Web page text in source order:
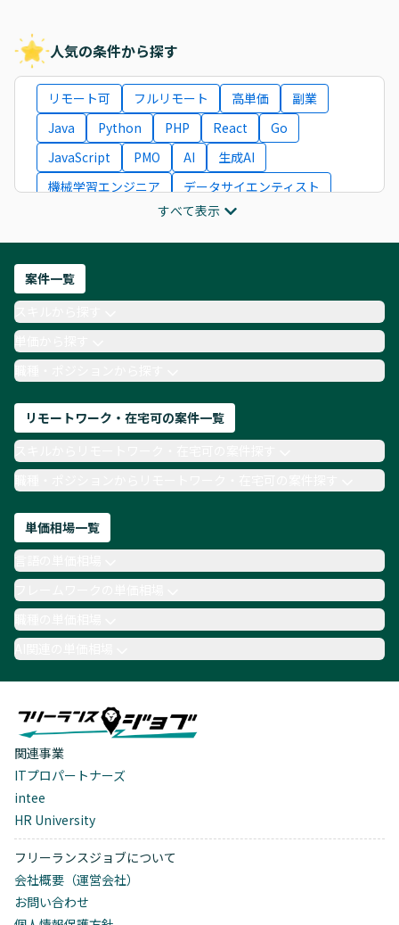
人気の条件から探す
リモート可 フルリモート 高単価
副業
Java
Python PHP React
Go
JavaScript
PMO AI
生成AI
機械学習エンジニア
データサイエンティスト
ITコンサルタント
フロントエンドエンジニア
ネットワークエンジニア
AIエンジニア
Webデザイナー
月収100万円 業務委託
COBOL
Ruby
TypeScript
Laravel AWS
すべて表示
案件一覧
単価から探す
職種・ポジションから探す
リモートワーク・在宅可の案件一覧
職種・ポジションからリモートワーク・在宅可の案件探す
単価相場一覧
職種の単価相場
AI関連の単価相場
関連事業
ITプロパートナーズ
intee
HR University
フリーランスジョブについて
会社概要（運営会社）
お問い合わせ